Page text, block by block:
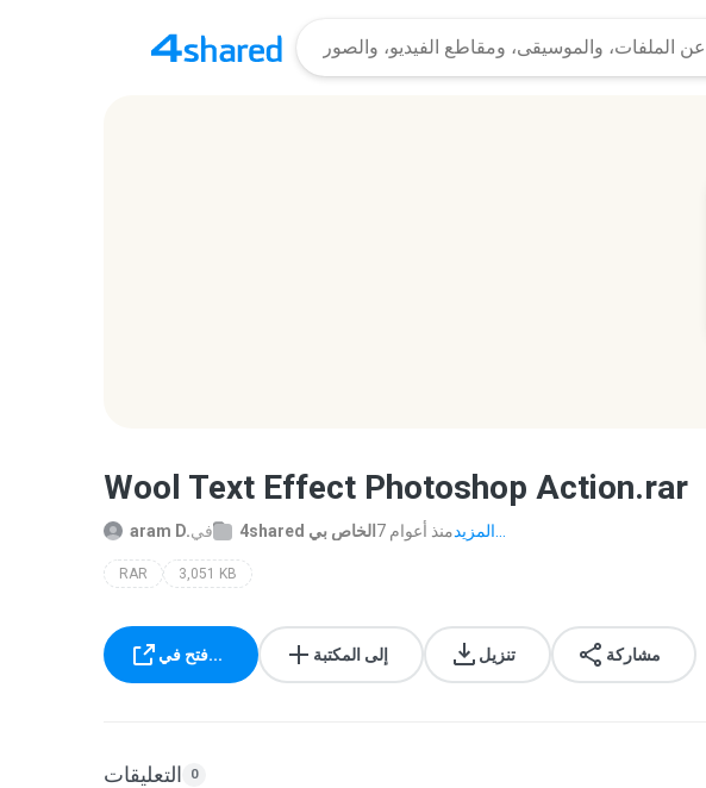
Wool Text Effect Photoshop Action.rar
aram D.في 4shared الخاص بي 7 منذ أعوام
RAR 3,051 KB
فتح في... إلى المكتبة تنزيل مشاركة
التعليقات 0